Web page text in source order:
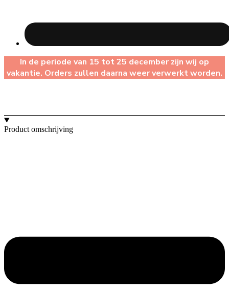
In de periode van 15 tot 25 december zijn wij op
vakantie. Orders zullen daarna weer verwerkt worden.
Product omschrijving